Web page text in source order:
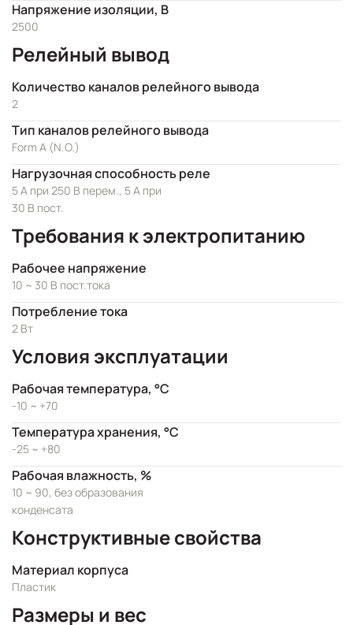
Напряжение изоляции, В
2500
Релейный вывод
Количество каналов релейного вывода
2
Тип каналов релейного вывода
Form A (N.O.)
Нагрузочная способность реле
5 А при 250 В перем., 5 А при
30 В пост.
Требования к электропитанию
Рабочее напряжение
10 ~ 30 В пост.тока
Потребление тока
2 Вт
Условия эксплуатации
Рабочая температура, °C
-10 ~ +70
Температура хранения, °C
-25 ~ +80
Рабочая влажность, %
10 ~ 90, без образования
конденсата
Конструктивные свойства
Материал корпуса
Пластик
Размеры и вес